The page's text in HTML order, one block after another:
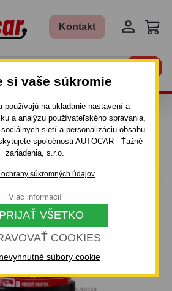
si vaše súkromie
používajú na ukladanie nastavení a
a analýzu používateľského správania,
sietí a personalizáciu obsahu
spoločnosti AUTOCAR - Ťažné
zariadenia, s.r.o.
súkromných údajov
COOKIES
PRIJAŤ VŠETKO
súbory cookie
Viac informácií
Kontakt 
- 1KG - PRÁŠKOVÝ, BEZ